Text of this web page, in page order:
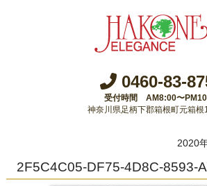
0460-83-
受付時間 AM8:00〜
神奈川県足柄下郡箱根町元箱根
2020
2F5C4C05-DF75-4D8C-8593-